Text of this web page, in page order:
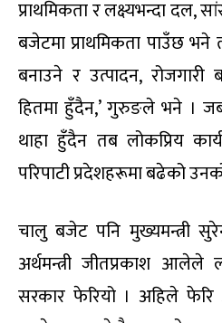
प्राथमिकता र लक्ष्यभन्दा दल,
बजेटमा प्राथमिकता पाउँछ भने
बनाउने र उत्पादन,
हितमा हुँदैन,’ गुरुङले भने ।
थाहा हुँदैन तब लोकप्रिय
परिपाटी प्रदेशहरूमा बढेको
चालु बजेट पनि मुख्यमन्त्री
अर्थमन्त्री जीतप्रकाश
सरकार फेरियो । अहिले